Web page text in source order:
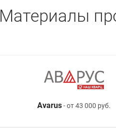
Материалы
Avarus- от 43 000 руб.